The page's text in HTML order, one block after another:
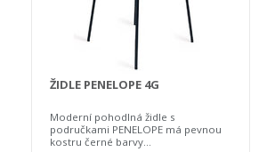
ŽIDLE PENELOPE 4G
Moderní pohodlná židle s
područkami PENELOPE má pevnou
kostru černé barvy...